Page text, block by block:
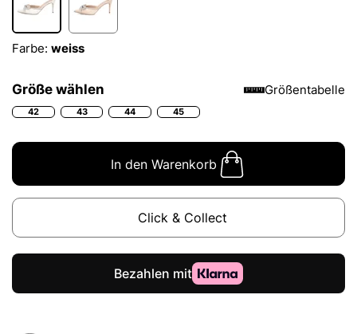
Farbe: weiss
Größe wählen Größentabelle
42 43 44 45
In den Warenkorb
Click & Collect